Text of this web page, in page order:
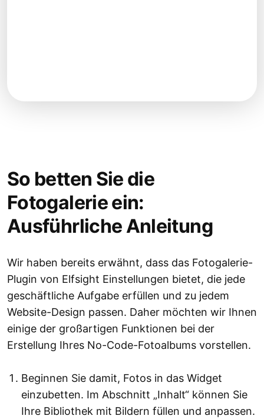
So betten Sie die
Fotogalerie ein:
Ausführliche Anleitung
Wir haben bereits erwähnt, dass das Fotogalerie-
Plugin von Elfsight Einstellungen bietet, die jede
geschäftliche Aufgabe erfüllen und zu jedem
Website-Design passen. Daher möchten wir Ihnen
einige der großartigen Funktionen bei der
Erstellung Ihres No-Code-Fotoalbums vorstellen.
Beginnen Sie damit, Fotos in das Widget
einzubetten. Im Abschnitt „Inhalt“ können Sie
Ihre Bibliothek mit Bildern füllen und anpassen.